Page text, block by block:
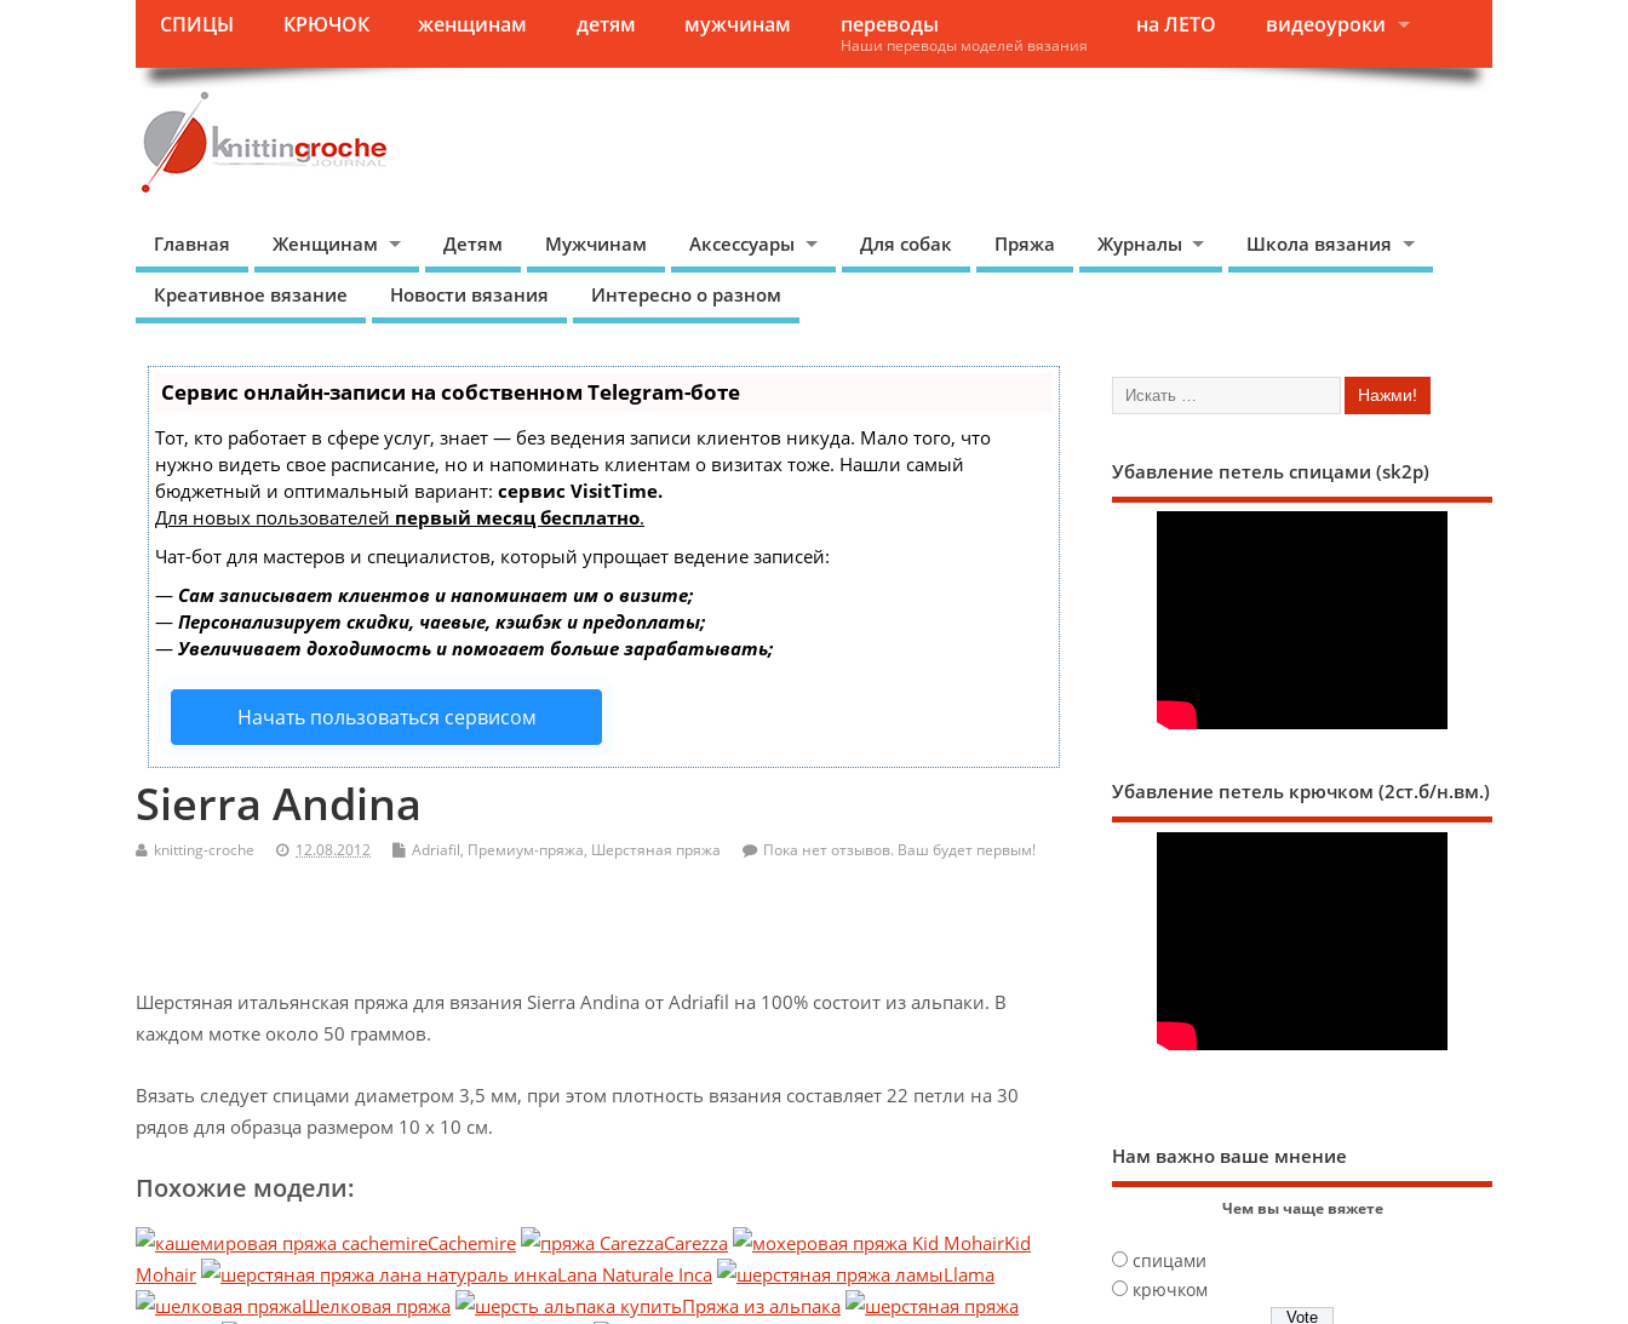
СПИЦЫ КРЮЧОК женщинам детям мужчинам переводы
Наши переводы моделей вязания
на ЛЕТО видеоуроки
Главная Женщинам Детям Мужчинам Аксессуары Для собак Пряжа Журналы Школа вязания
Креативное вязание Новости вязания Интересно о разном
Сервис онлайн-записи на собственном Telegram-боте
Тот, кто работает в сфере услуг, знает — без ведения записи клиентов никуда. Мало того, что
нужно видеть свое расписание, но и напоминать клиентам о визитах тоже. Нашли самый
бюджетный и оптимальный вариант: сервис VisitTime.
Для новых пользователей первый месяц бесплатно.
Чат-бот для мастеров и специалистов, который упрощает ведение записей:
— Сам записывает клиентов и напоминает им о визите;
— Персонализирует скидки, чаевые, кэшбэк и предоплаты;
— Увеличивает доходимость и помогает больше зарабатывать;
Начать пользоваться сервисом
Sierra Andina
knitting-croche 12.08.2012 Adriafil, Премиум-пряжа, Шерстяная пряжа Пока нет отзывов. Ваш будет первым!
Шерстяная итальянская пряжа для вязания Sierra Andina от Adriafil на 100% состоит из альпаки. В
каждом мотке около 50 граммов.
Вязать следует спицами диаметром 3,5 мм, при этом плотность вязания составляет 22 петли на 30
рядов для образца размером 10 х 10 см.
Похожие модели:
Cachemire Carezza
Kid
Mohair
Lana Naturale Inca
Llama
Шелковая пряжа
Пряжа из альпака
Убавление петель спицами (sk2p)
Убавление петель крючком (2ст.б/н.вм.)
Нам важно ваше мнение
Чем вы чаще вяжете
спицами
крючком